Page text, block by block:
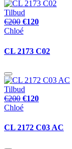
Tilbud
€200 €120
Chloé
CL 2173 C02
Tilbud
€200 €120
Chloé
CL 2172 C03 AC